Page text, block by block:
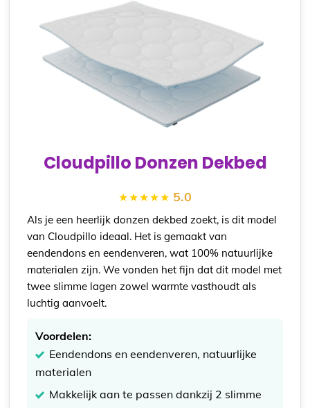
Cloudpillo Donzen Dekbed
5.0
Als je een heerlijk donzen dekbed zoekt, is dit model
van Cloudpillo ideaal. Het is gemaakt van
eendendons en eendenveren, wat 100% natuurlijke
materialen zijn. We vonden het fijn dat dit model met
twee slimme lagen zowel warmte vasthoudt als
luchtig aanvoelt.
Voordelen:
Eendendons en eendenveren, natuurlijke
materialen
Makkelijk aan te passen dankzij 2 slimme